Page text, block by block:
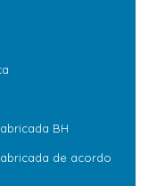
BH
de acordo